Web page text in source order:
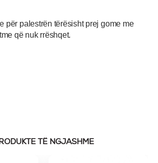
për palestrën tërësisht prej gome me
që nuk rrëshqet.
TË NGJASHME